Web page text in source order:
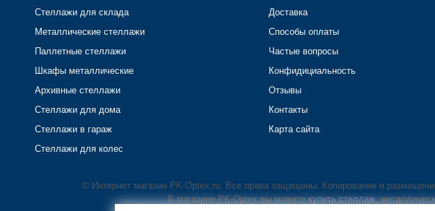
Стеллажи для склада
Металлические стеллажи
Паллетные стеллажи
Шкафы металлические
Архивные стеллажи
Стеллажи для дома
Стеллажи в гараж
Стеллажи для колес
Доставка
Способы оплаты
Частые вопросы
Конфидициальность
Отзывы
Контакты
Карта сайта
© Интернет магазин PK-Optex.ru. Все права защищены. Копирование и
В магазине PK-Optex вы можетекупить стеллаж,